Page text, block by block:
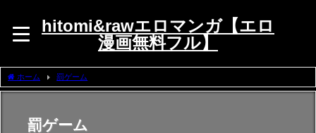
hitomi&rawエロマンガ【エロ
漫画無料フル】
ホーム 罰ゲーム
罰ゲーム